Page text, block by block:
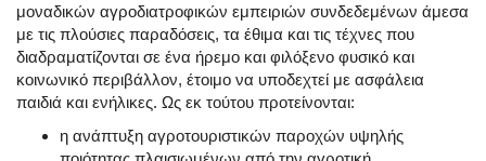
μοναδικών αγροδιατροφικών εμπειριών συνδεδεμένων άμεσα
με τις πλούσιες παραδόσεις, τα έθιμα και τις τέχνες που
διαδραματίζονται σε ένα ήρεμο και φιλόξενο φυσικό και
κοινωνικό περιβάλλον, έτοιμο να υποδεχτεί με ασφάλεια
παιδιά και ενήλικες. Ως εκ τούτου προτείνονται:
η ανάπτυξη αγροτουριστικών παροχών υψηλής